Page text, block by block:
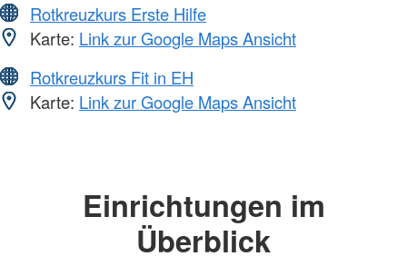
Rotkreuzkurs Erste Hilfe
Karte: Link zur Google Maps Ansicht
Rotkreuzkurs Fit in EH
Karte: Link zur Google Maps Ansicht
Einrichtungen im
Überblick